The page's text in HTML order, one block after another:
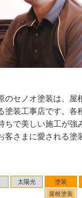
太陽光
塗装
屋根塗装
のセノオ塗装は、屋
塗装工事店です。各
ちで美しい施工が強
客さまに愛される塗